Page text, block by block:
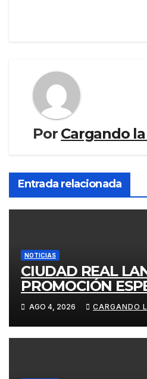
Por Cargando
Entrada relacionada
NOTICIAS
CIUDAD REAL
PROMOCIÓN
JÓVENES
EN LAS DOS
ABONO
AGO 4, 2026 CARGANDO